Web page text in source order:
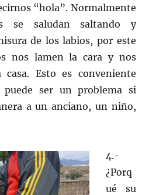
“hola”. Normalmente
se saludan saltando y
de los labios, por este
nos lamen la cara y nos
Esto es conveniente
puede ser un problema si
a un anciano, un niño,
4.-
¿Porq
ué su